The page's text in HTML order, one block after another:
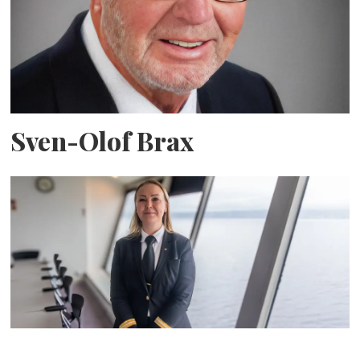
Sven-Olof Brax